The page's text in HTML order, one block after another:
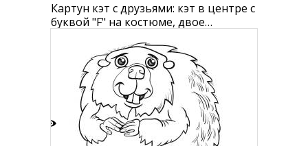
Картун кэт с друзьями: кэт в центре с
буквой "F" на костюме, двое
мышонок на коньках, собака в
накидке